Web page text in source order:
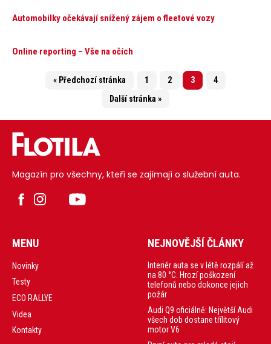
Automobilky očekávají snížený zájem o fleetové vozy
Online reporting – Vše na očích
« Předchozí stránka 1 2 3
4
Další stránka »
Magazín pro všechny, kteří se zajímají o služební auta.
MENU
Novinky
Testy
ECO RALLYE
Videa
Kontakty
NEJNOVĚJŠÍ ČLÁNKY
Interiér auta se v létě rozpálí až
na 80 °C. Hrozí poškození
telefonů nebo dokonce jejich
požár
Audi Q9 oficiálně: Největší Audi
všech dob dostane třílitový
motor V6